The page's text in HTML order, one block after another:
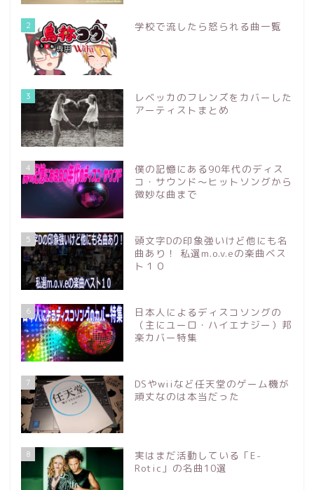
2 学校で流したら怒られる曲一覧
3
レベッカのフレンズをカバーした
アーティストまとめ
4
僕の記憶にある90年代のディス
コ・サウンド～ヒットソングから
微妙な曲まで
5
頭文字Dの印象強いけど他にも名
曲あり！ 私選m.o.v.eの楽曲ベス
ト１０
6
日本人によるディスコソングの
（主にユーロ・ハイエナジー）邦
楽カバー特集
7
DSやwiiなど任天堂のゲーム機が
頑丈なのは本当だった
8
実はまだ活動している「E-
Rotic」の名曲10選